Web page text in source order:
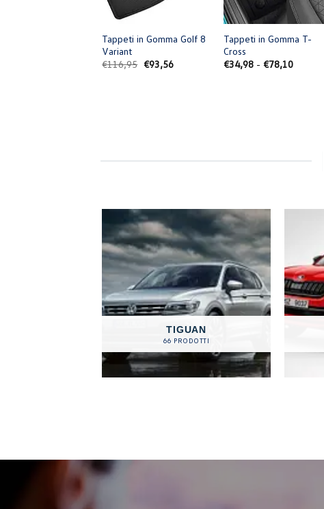
Tappeti in Gomma Golf 8
Variant
€116,95 Il
prezzo
€93,56Il
+
Tappeti in Gomma T-
Cross
€34,98 - €78,10Fascia
TIGUAN
66 PRODOTTI